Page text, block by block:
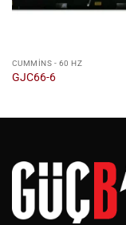
CUMMINS - 60 HZ
GJC66-6